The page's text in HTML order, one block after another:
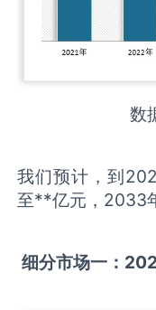
数
我们预计，到
至**亿元，2033
细分市场一： 202